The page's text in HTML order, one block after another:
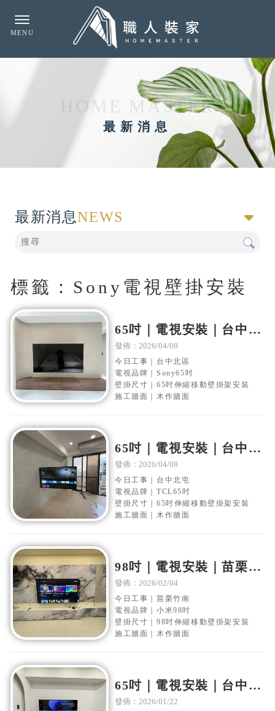
最新消息
最新消息NEWS
標籤：Sony電視壁掛安裝
65吋｜電視安裝｜台中北
區｜木作電視牆｜移動伸
縮壁掛架安裝
發佈：2026/04/08
今日工事｜台中北區
電視品牌｜Sony65吋
壁掛尺寸｜65吋伸縮移動壁掛架安裝
施工牆面｜木作牆面
65吋｜電視安裝｜台中北
屯｜木作電視牆｜移動伸
縮壁掛架安裝
發佈：2026/04/08
今日工事｜台中北屯
電視品牌｜TCL65吋
壁掛尺寸｜65吋伸縮移動壁掛架安裝
施工牆面｜木作牆面
98吋｜電視安裝｜苗栗竹
南｜木作電視牆｜移動伸
縮壁掛架安裝
發佈：2026/02/04
今日工事｜苗栗竹南
電視品牌｜小米98吋
壁掛尺寸｜98吋伸縮移動壁掛架安裝
施工牆面｜木作牆面
65吋｜電視安裝｜台中南
屯｜木作電視牆｜移動伸
發佈：2026/01/22